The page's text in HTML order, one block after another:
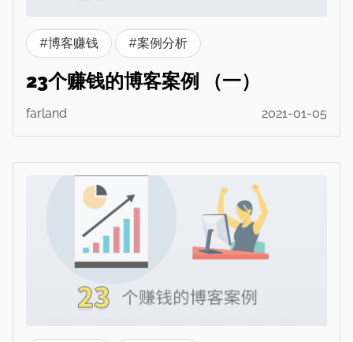
#博客赚钱 #案例分析
23个赚钱的博客案例 （一）
farland 2021-01-05